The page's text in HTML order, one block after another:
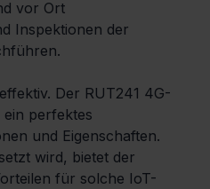
vor Ort
Inspektionen der
Der RUT241 4G-
perfektes
und Eigenschaften.
wird, bietet der
für solche IoT-